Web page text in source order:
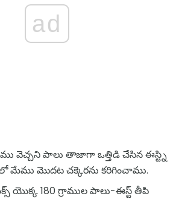
ad
వెచ్చని పాలు తాజాగా ఒత్తిడి చేసిన ఈస్ట్ని
మేము మొదట చక్కెరను కరిగించాము.
యొక్క 180 గ్రాముల పాలు-ఈస్ట్ తీపి